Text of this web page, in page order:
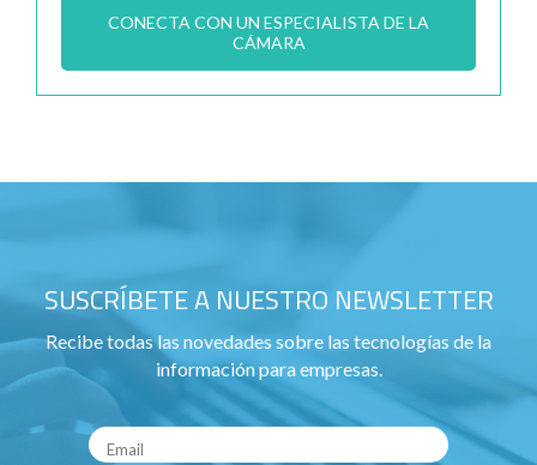
CONECTA CON UN ESPECIALISTA DE LA
CÁMARA
SUSCRÍBETE A NUESTRO NEWSLETTER
Recibe todas las novedades sobre las tecnologías de la
información para empresas.